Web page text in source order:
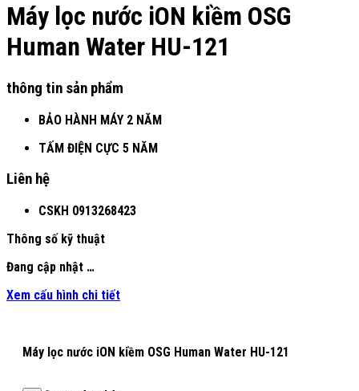
Máy lọc nước iON kiềm OSG
Human Water HU-121
thông tin sản phẩm
BẢO HÀNH MÁY 2 NĂM
TẤM ĐIỆN CỰC 5 NĂM
Liên hệ
CSKH 0913268423
Thông số kỹ thuật
Đang cập nhật …
Xem cấu hình chi tiết
Máy lọc nước iON kiềm OSG Human Water HU-121